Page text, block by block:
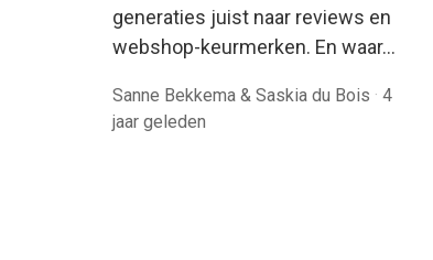
generaties juist naar reviews en
webshop-keurmerken. En waar…
Sanne Bekkema & Saskia du Bois · 4
jaar geleden